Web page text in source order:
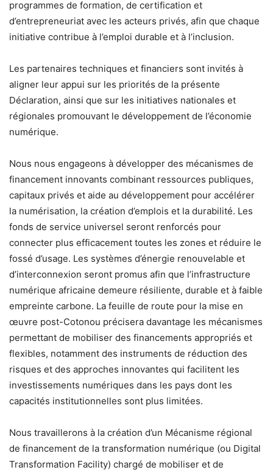
programmes de formation, de certification et
d’entrepreneuriat avec les acteurs privés, afin que chaque
initiative contribue à l’emploi durable et à l’inclusion.
Les partenaires techniques et financiers sont invités à
aligner leur appui sur les priorités de la présente
Déclaration, ainsi que sur les initiatives nationales et
régionales promouvant le développement de l’économie
numérique.
Nous nous engageons à développer des mécanismes de
financement innovants combinant ressources publiques,
capitaux privés et aide au développement pour accélérer
la numérisation, la création d’emplois et la durabilité. Les
fonds de service universel seront renforcés pour
connecter plus efficacement toutes les zones et réduire le
fossé d’usage. Les systèmes d’énergie renouvelable et
d’interconnexion seront promus afin que l’infrastructure
numérique africaine demeure résiliente, durable et à faible
empreinte carbone. La feuille de route pour la mise en
œuvre post-Cotonou précisera davantage les mécanismes
permettant de mobiliser des financements appropriés et
flexibles, notamment des instruments de réduction des
risques et des approches innovantes qui facilitent les
investissements numériques dans les pays dont les
capacités institutionnelles sont plus limitées.
Nous travaillerons à la création d’un Mécanisme régional
de financement de la transformation numérique (ou Digital
Transformation Facility) chargé de mobiliser et de